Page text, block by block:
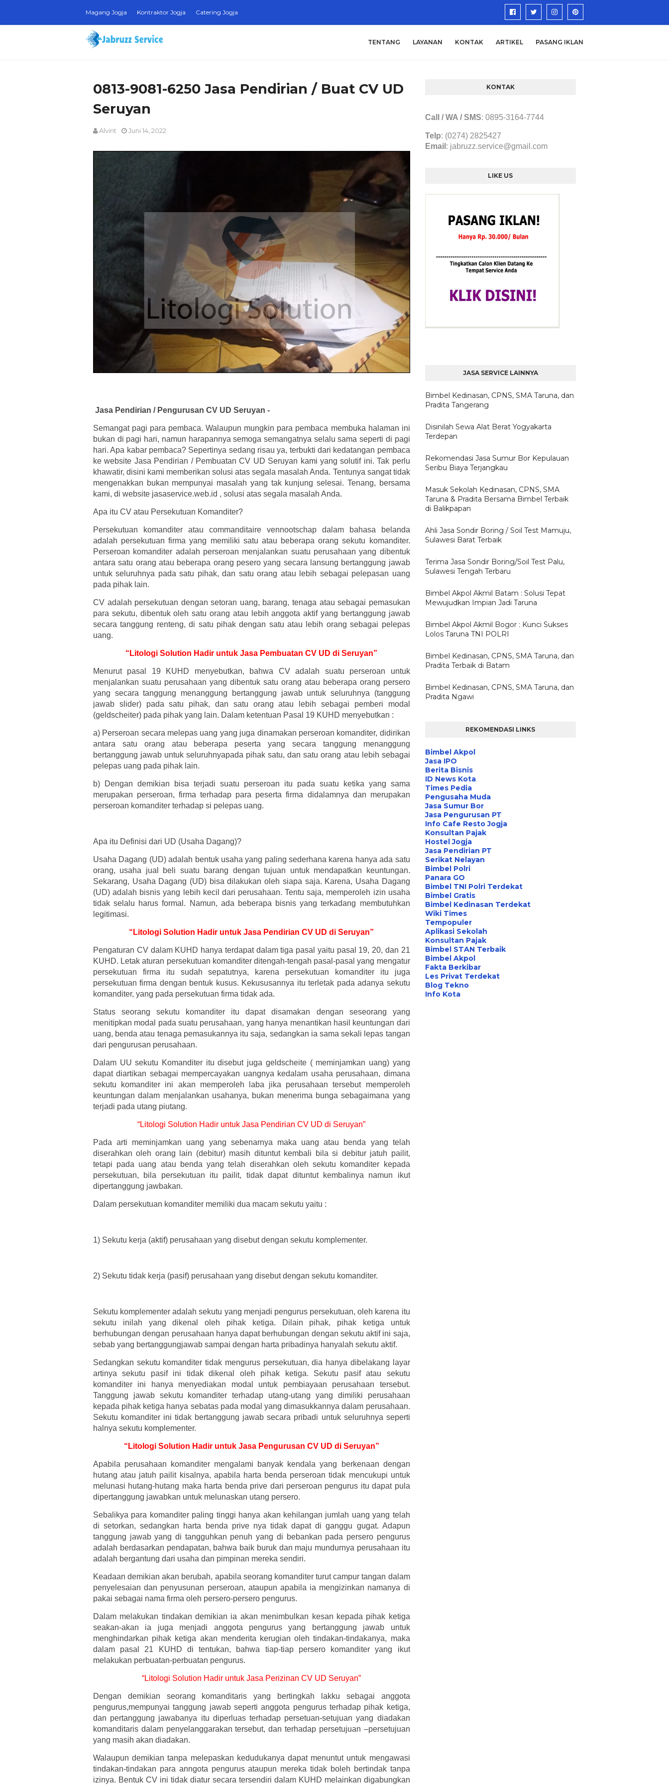
Magang Jogja Kontraktor Jogja Catering Jogja
TENTANG LAYANAN KONTAK ARTIKEL PASANG IKLAN
0813-9081-6250 Jasa Pendirian / Buat CV UD
Seruyan
Alvint Juni 14, 2022
Jasa Pendirian / Pengurusan CV UD Seruyan -
Semangat pagi para pembaca. Walaupun mungkin para pembaca membuka halaman ini
bukan di pagi hari, namun harapannya semoga semangatnya selalu sama seperti di pagi
hari. Apa kabar pembaca? Sepertinya sedang risau ya, terbukti dari kedatangan pembaca
ke website Jasa Pendirian / Pembuatan CV UD Seruyan kami yang solutif ini. Tak perlu
khawatir, disini kami memberikan solusi atas segala masalah Anda. Tentunya sangat tidak
mengenakkan bukan mempunyai masalah yang tak kunjung selesai. Tenang, bersama
kami, di website jasaservice.web.id , solusi atas segala masalah Anda.
Apa itu CV atau Persekutuan Komanditer?
Persekutuan komanditer atau commanditaire vennootschap dalam bahasa belanda
adalah persekutuan firma yang memiliki satu atau beberapa orang sekutu komanditer.
Perseroan komanditer adalah perseroan menjalankan suatu perusahaan yang dibentuk
antara satu orang atau beberapa orang pesero yang secara lansung bertanggung jawab
untuk seluruhnya pada satu pihak, dan satu orang atau lebih sebagai pelepasan uang
pada pihak lain.
CV adalah persekutuan dengan setoran uang, barang, tenaga atau sebagai pemasukan
para sekutu, dibentuk oleh satu orang atau lebih anggota aktif yang bertanggung jawab
secara tanggung renteng, di satu pihak dengan satu atau lebih orang sebagai pelepas
uang.
“Litologi Solution Hadir untuk Jasa Pembuatan CV UD di Seruyan”
Menurut pasal 19 KUHD menyebutkan, bahwa CV adalah suatu perseroan untuk
menjalankan suatu perusahaan yang dibentuk satu orang atau beberapa orang persero
yang secara tanggung menanggung bertanggung jawab untuk seluruhnya (tanggung
jawab slider) pada satu pihak, dan satu orang atau lebih sebagai pemberi modal
(geldscheiter) pada pihak yang lain. Dalam ketentuan Pasal 19 KUHD menyebutkan :
a) Perseroan secara melepas uang yang juga dinamakan perseroan komanditer, didirikan
antara satu orang atau beberapa peserta yang secara tanggung menanggung
bertanggung jawab untuk seluruhnyapada pihak satu, dan satu orang atau lebih sebagai
pelepas uang pada pihak lain.
b)
Dengan demikian bisa terjadi suatu perseroan itu pada suatu ketika yang sama
merupakan perseroan, firma terhadap para peserta firma didalamnya dan merupakan
perseroan komanditer terhadap si pelepas uang.
Apa itu Definisi dari UD (Usaha Dagang)?
Usaha Dagang (UD) adalah bentuk usaha yang paling sederhana karena hanya ada satu
orang, usaha jual beli suatu barang dengan tujuan untuk mendapatkan keuntungan.
Sekarang, Usaha Dagang (UD) bisa dilakukan oleh siapa saja. Karena, Usaha Dagang
(UD) adalah bisnis yang lebih kecil dari perusahaan. Tentu saja, memperoleh izin usaha
tidak selalu harus formal. Namun, ada beberapa bisnis yang terkadang membutuhkan
legitimasi.
“Litologi Solution Hadir untuk Jasa Pendirian CV UD di Seruyan”
Pengaturan CV dalam KUHD hanya terdapat dalam tiga pasal yaitu pasal 19, 20, dan 21
KUHD. Letak aturan persekutuan komanditer ditengah-tengah pasal-pasal yang mengatur
persekutuan firma itu sudah sepatutnya, karena persekutuan komanditer itu juga
persekutuan firma dengan bentuk kusus. Kekususannya itu terletak pada adanya sekutu
komanditer, yang pada persekutuan firma tidak ada.
Status seorang sekutu komanditer itu dapat disamakan dengan seseorang yang
menitipkan modal pada suatu perusahaan, yang hanya menantikan hasil keuntungan dari
uang, benda atau tenaga pemasukannya itu saja, sedangkan ia sama sekali lepas tangan
dari pengurusan perusahaan.
Dalam UU sekutu Komanditer itu disebut juga geldscheite ( meminjamkan uang) yang
dapat diartikan sebagai mempercayakan uangnya kedalam usaha perusahaan, dimana
sekutu komanditer ini akan memperoleh laba jika perusahaan tersebut memperoleh
keuntungan dalam menjalankan usahanya, bukan menerima bunga sebagaimana yang
terjadi pada utang piutang.
“Litologi Solution Hadir untuk Jasa Pendirian CV UD di Seruyan”
Pada arti meminjamkan uang yang sebenarnya maka uang atau benda yang telah
diserahkan oleh orang lain (debitur) masih dituntut kembali bila si debitur jatuh pailit,
tetapi pada uang atau benda yang telah diserahkan oleh sekutu komanditer kepada
persekutuan, bila persekutuan itu pailit, tidak dapat dituntut kembalinya namun ikut
dipertanggung jawbakan.
Dalam persekutuan komanditer memiliki dua macam sekutu yaitu :
1) Sekutu kerja (aktif) perusahaan yang disebut dengan sekutu komplementer.
2) Sekutu tidak kerja (pasif) perusahaan yang disebut dengan sekutu komanditer.
Sekutu komplementer adalah sekutu yang menjadi pengurus persekutuan, oleh karena itu
sekutu inilah yang dikenal oleh pihak ketiga. Dilain pihak, pihak ketiga untuk
berhubungan dengan perusahaan hanya dapat berhubungan dengan sekutu aktif ini saja,
sebab yang bertanggungjawab sampai dengan harta pribadinya hanyalah sekutu aktif.
Sedangkan sekutu komanditer tidak mengurus persekutuan, dia hanya dibelakang layar
artinya sekutu pasif ini tidak dikenal oleh pihak ketiga. Sekutu pasif atau sekutu
komanditer ini hanya menyediakan modal untuk pembiayaan perusahaan tersebut.
Tanggung jawab sekutu komanditer terhadap utang-utang yang dimiliki perusahaan
kepada pihak ketiga hanya sebatas pada modal yang dimasukkannya dalam perusahaan.
Sekutu komanditer ini tidak bertanggung jawab secara pribadi untuk seluruhnya seperti
halnya sekutu komplementer.
“Litologi Solution Hadir untuk Jasa Pengurusan CV UD di Seruyan”
Apabila perusahaan komanditer mengalami banyak kendala yang berkenaan dengan
hutang atau jatuh pailit kisalnya, apabila harta benda perseroan tidak mencukupi untuk
melunasi hutang-hutang maka harta benda prive dari perseroan pengurus itu dapat pula
dipertanggung jawabkan untuk melunaskan utang persero.
Sebalikya para komanditer paling tinggi hanya akan kehilangan jumlah uang yang telah
di setorkan, sedangkan harta benda prive nya tidak dapat di ganggu gugat. Adapun
tanggung jawab yang di tangguhkan penuh yang di bebankan pada persero pengurus
adalah berdasarkan pendapatan, bahwa baik buruk dan maju mundurnya perusahaan itu
adalah bergantung dari usaha dan pimpinan mereka sendiri.
Keadaan demikian akan berubah, apabila seorang komanditer turut campur tangan dalam
penyelesaian dan penyusunan perseroan, ataupun apabila ia mengizinkan namanya di
pakai sebagai nama firma oleh persero-persero pengurus.
Dalam melakukan tindakan demikian ia akan menimbulkan kesan kepada pihak ketiga
seakan-akan ia juga menjadi anggota pengurus yang bertanggung jawab untuk
menghindarkan pihak ketiga akan menderita kerugian oleh tindakan-tindakanya, maka
dalam pasal 21 KUHD di tentukan, bahwa tiap-tiap persero komanditer yang ikut
melakukan perbuatan-perbuatan pengurus.
“Litologi Solution Hadir untuk Jasa Perizinan CV UD Seruyan”
Dengan demikian seorang komanditaris yang bertingkah lakku sebagai anggota
pengurus,mempunyai tanggung jawab seperti anggota pengurus terhadap pihak ketiga,
dan pertanggung jawabanya itu diperluas terhadap persetuan-setujuan yang diadakan
komanditaris dalam penyelanggarakan tersebut, dan terhadap persetujuan –persetujuan
yang masih akan diadakan.
Walaupun demikian tanpa melepaskan kedudukanya dapat menuntut untuk mengawasi
tindakan-tindakan para anngota pengurus ataupun mereka tidak boleh bertindak tanpa
izinya. Bentuk CV ini tidak diatur secara tersendiri dalam KUHD melainkan digabungkan
KONTAK
Call / WA / SMS: 0895-3164-7744
Telp: (0274) 2825427
Email : jabruzz.service@gmail.com
LIKE US
JASA SERVICE LAINNYA
Bimbel Kedinasan, CPNS, SMA Taruna, dan
Pradita Tangerang
Disinilah Sewa Alat Berat Yogyakarta
Terdepan
Rekomendasi Jasa Sumur Bor Kepulauan
Seribu Biaya Terjangkau
Masuk Sekolah Kedinasan, CPNS, SMA
Taruna & Pradita Bersama Bimbel Terbaik
di Balikpapan
Ahli Jasa Sondir Boring / Soil Test Mamuju,
Sulawesi Barat Terbaik
Terima Jasa Sondir Boring/Soil Test Palu,
Sulawesi Tengah Terbaru
Bimbel Akpol Akmil Batam : Solusi Tepat
Mewujudkan Impian Jadi Taruna
Bimbel Akpol Akmil Bogor : Kunci Sukses
Lolos Taruna TNI POLRI
Bimbel Kedinasan, CPNS, SMA Taruna, dan
Pradita Terbaik di Batam
Bimbel Kedinasan, CPNS, SMA Taruna, dan
Pradita Ngawi
REKOMENDASI LINKS
Bimbel Akpol
Jasa IPO
Berita Bisnis
ID News Kota
Times Pedia
Pengusaha Muda
Jasa Sumur Bor
Jasa Pengurusan PT
Info Cafe Resto Jogja
Konsultan Pajak
Hostel Jogja
Jasa Pendirian PT
Serikat Nelayan
Bimbel Polri
Panara GO
Bimbel TNI Polri Terdekat
Bimbel Gratis
Bimbel Kedinasan Terdekat
Wiki Times
Tempopuler
Aplikasi Sekolah
Konsultan Pajak
Bimbel STAN Terbaik
Bimbel Akpol
Fakta Berkibar
Les Privat Terdekat
Blog Tekno
Info Kota